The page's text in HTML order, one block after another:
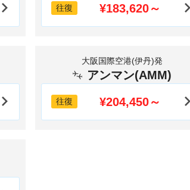
往復 ¥183,620～
大阪国際空港(伊丹)発
アンマン(AMM)
往復 ¥204,450～